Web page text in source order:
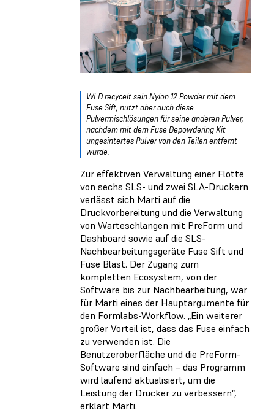
WLD recycelt sein Nylon 12 Powder mit dem
Fuse Sift, nutzt aber auch diese
Pulvermischlösungen für seine anderen Pulver,
nachdem mit dem Fuse Depowdering Kit
ungesintertes Pulver von den Teilen entfernt
wurde.
Zur effektiven Verwaltung einer Flotte
von sechs SLS- und zwei SLA-Druckern
verlässt sich Marti auf die
Druckvorbereitung und die Verwaltung
von Warteschlangen mit PreForm und
Dashboard sowie auf die SLS-
Nachbearbeitungsgeräte Fuse Sift und
Fuse Blast. Der Zugang zum
kompletten Ecosystem, von der
Software bis zur Nachbearbeitung, war
für Marti eines der Hauptargumente für
den Formlabs-Workflow. „Ein weiterer
großer Vorteil ist, dass das Fuse einfach
zu verwenden ist. Die
Benutzeroberfläche und die PreForm-
Software sind einfach – das Programm
wird laufend aktualisiert, um die
Leistung der Drucker zu verbessern“,
erklärt Marti.